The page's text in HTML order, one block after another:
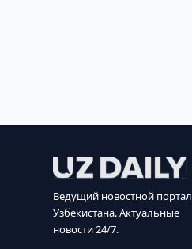
Ведущий новостной портал
Узбекистана. Актуальные
новости 24/7.